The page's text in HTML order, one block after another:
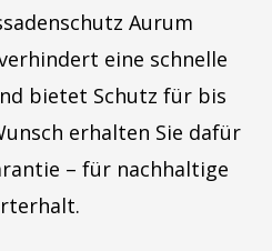
Aurum
eine schnelle
bietet Schutz für bis
erhalten Sie dafür
– für nachhaltige